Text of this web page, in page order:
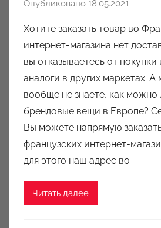
Опубликовано 18.05.2021
т
о
р
о
м
a
u
k
Хотите заказать товар во
интернет-магазина нет
вы отказываетесь от
аналоги в других маркетах.
вообще не знаете, как можно
брендовые вещи в Европе?
Вы можете напрямую
французских интернет-
для этого наш адрес во
Читать далее